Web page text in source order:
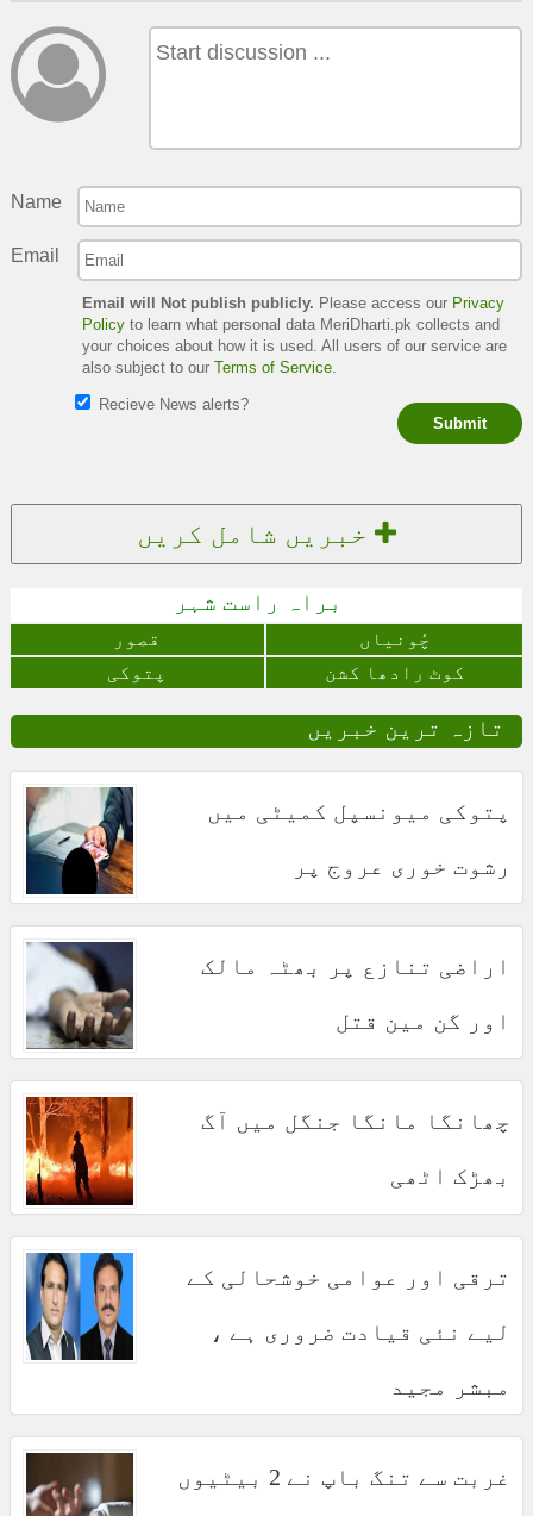
Name
Email
Email will Not publish publicly. Please access our Privacy
Policyto learn what personal data MeriDharti.pk collects and
your choices about how it is used. All users of our service are
also subject to our Terms of Service.
Recieve News alerts?
Submit
خبریں شامل کریں
براہ راست شہر
چُونياں
قصور
کوٹ رادھا کشن
پتوکی
تازہ ترین خبریں
پتوکی میونسپل کمیٹی میں
رشوت خوری عروج پر
اراضی تنازع پر بھٹہ مالک
اور گن مین قتل
چھانگا مانگا جنگل میں آگ
بھڑک اٹھی
ترقی اور عوامی خوشحالی کے
لیے نئی قیادت ضروری ہے ،
مبشر مجید
غربت سے تنگ باپ نے 2 بیٹیوں